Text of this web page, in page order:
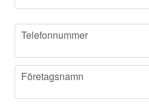
phone
Telefonnummer
company
Företagsnamn